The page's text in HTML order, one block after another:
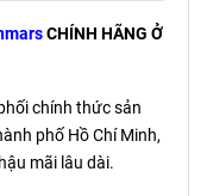
CHÍNH HÃNG Ở
chính thức sản
phố Hồ Chí Minh,
mãi lâu dài.